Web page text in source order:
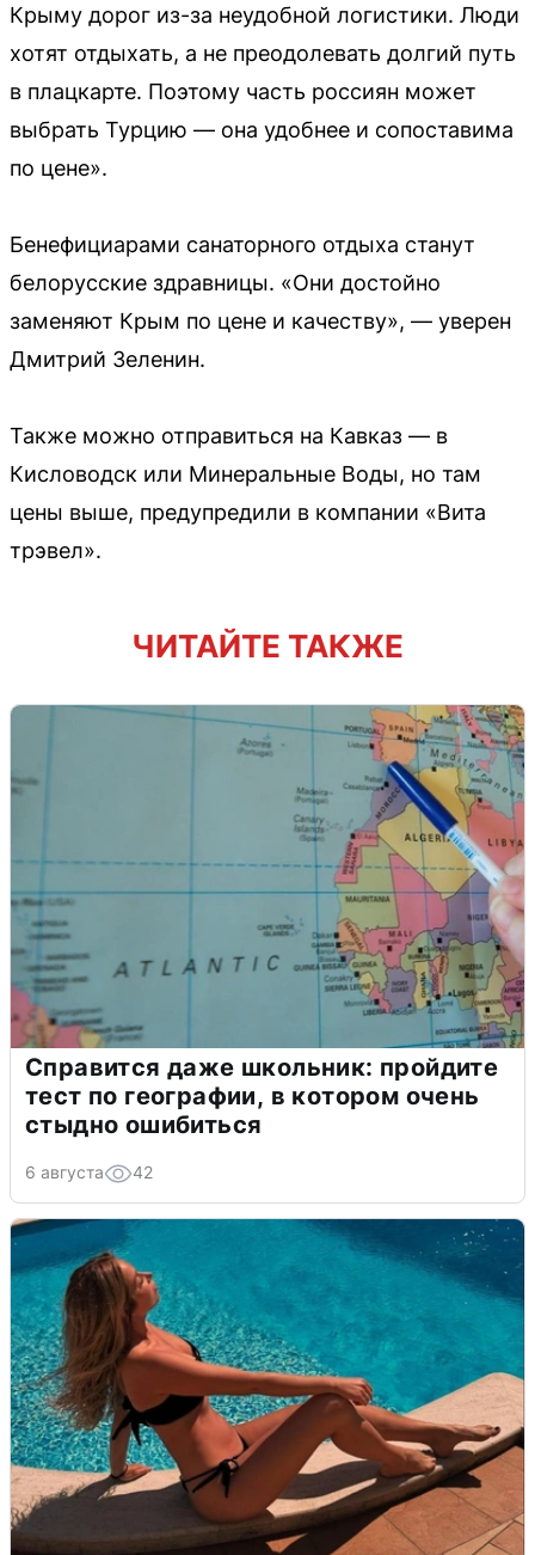
Крыму дорог из-за неудобной логистики. Люди
хотят отдыхать, а не преодолевать долгий путь
в плацкарте. Поэтому часть россиян может
выбрать Турцию — она удобнее и сопоставима
по цене».
Бенефициарами санаторного отдыха станут
белорусские здравницы. «Они достойно
заменяют Крым по цене и качеству», — уверен
Дмитрий Зеленин.
Также можно отправиться на Кавказ — в
Кисловодск или Минеральные Воды, но там
цены выше, предупредили в компании «Вита
трэвел».
ЧИТАЙТЕ ТАКЖЕ
Справится даже школьник: пройдите
тест по географии, в котором очень
стыдно ошибиться
6 августа 42